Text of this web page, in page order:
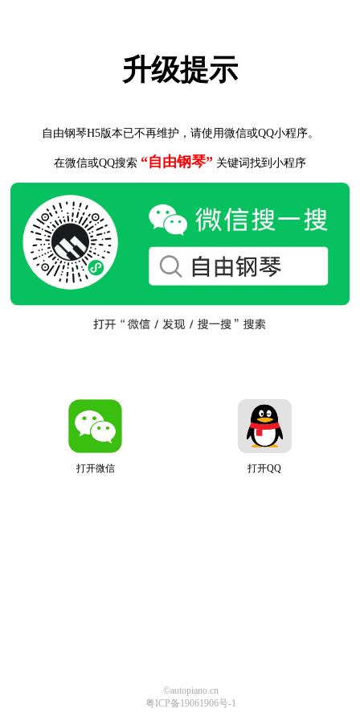
升级提示
自由钢琴H5版本已不再维护，请使用微信或QQ小程序。
在微信或QQ搜索 “自由钢琴” 关键词找到小程序
打开微信 打开QQ
©autopiano.cn
粤ICP备19061906号-1